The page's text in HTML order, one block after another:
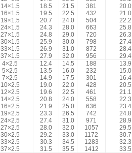
14×1.5
16×1.5
19×1.5
24×1.5
27×1.5
30×1.5
33×1.5
37×1.5
18.5
19.5
20.7
24.3
24.8
25.9
26.9
27.9
21.5
22.5
24.0
28.0
29.0
30.0
31.0
32.0
381
432
504
663
720
798
872
956
20.0
21.0
22.2
25.8
26.3
27.4
28.4
29.4
4×2.5
5×2.5
7×2.5
10×2.5
12×2.5
14×2.5
16×2.5
19×2.5
24×2.5
27×2.5
30×2.5
33×2.5
37×2.5
12.4
13.5
14.9
19.0
19.6
20.8
21.9
23.3
27.4
28.0
29.2
30.3
31.5
14.5
16.0
17.5
22.0
22.5
24.0
25.0
26.5
31.0
32.0
33.0
34.5
35.5
188
232
301
428
461
558
636
742
971
1057
1172
1283
1412
13.9
15.0
16.4
20.5
21.1
22.3
23.4
24.8
28.9
29.5
30.7
32.3
33.5